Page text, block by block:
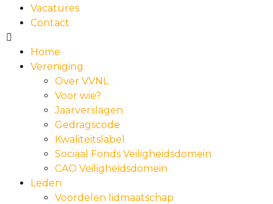
Vacatures
Contact
Home
Vereniging
Over VVNL
Voor wie?
Jaarverslagen
Gedragscode
Kwaliteitslabel
Sociaal Fonds Veiligheidsdomein
CAO Veiligheidsdomein
Leden
Voordelen lidmaatschap